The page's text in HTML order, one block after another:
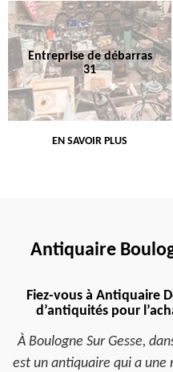
Entreprise de débarras
31
EN SAVOIR PLUS
Antiquaire
Fiez-vous à Antiquaire
d’antiquités pour
À Boulogne Sur Gesse,
est un antiquaire qui a une